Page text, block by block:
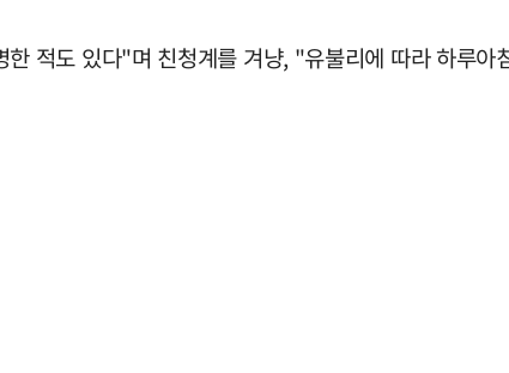
적도 있다"며 친청계를 겨냥, "유불리에 따라 하루